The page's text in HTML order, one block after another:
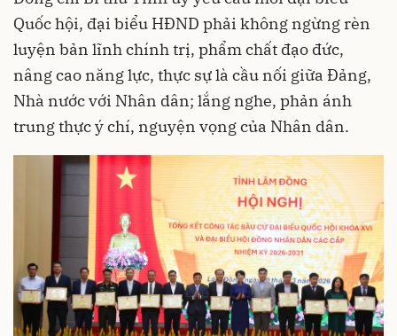
Quốc hội, đại biểu HĐND phải không ngừng rèn
luyện bản lĩnh chính trị, phẩm chất đạo đức,
nâng cao năng lực, thực sự là cầu nối giữa Đảng,
Nhà nước với Nhân dân; lắng nghe, phản ánh
trung thực ý chí, nguyện vọng của Nhân dân.